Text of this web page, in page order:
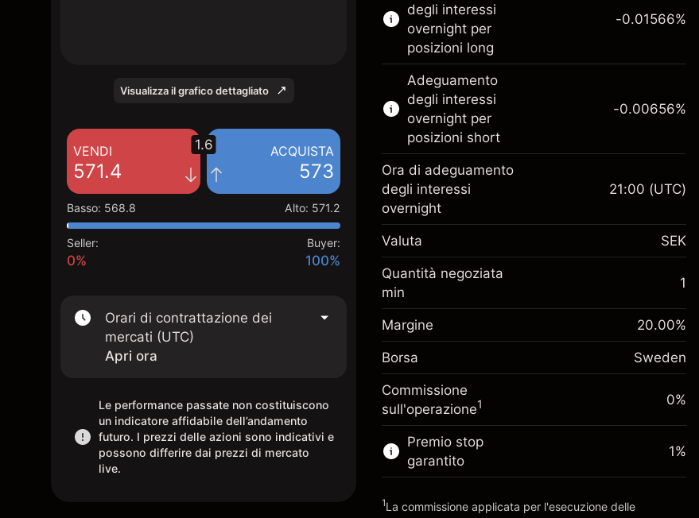
Visualizza il grafico dettagliato
VENDI
571.4
ACQUISTA
573
1.6
Basso: 568.8 Alto: 571.2
Seller:
0%
Buyer:
100%
Orari di contrattazione dei
mercati (UTC)
Apri ora
Le performance passate non costituiscono
un indicatore affidabile dell’andamento
futuro. I prezzi delle azioni sono indicativi e
possono differire dai prezzi di mercato
live.
Scopri di più su:
CFD
Knock-out
degli interessi
overnight per
posizioni long
Margine. Il tuo
investimento
SEK 1,000.00
Oneri per l'intero valore della
posizione
-0.01566
Dimensione dell'operazione a leva
~SEK 5,000.00
Vai alla piattaforma
-0.01566%
Adeguamento
degli interessi
overnight per
posizioni short
Margine. Il tuo
SEK 1,000.00
Adeguamento
finanziamento overnight
posizione
-0.006562
(-SEK 0.30)
Dimensione dell'operazione a leva
~SEK 5,000.00
Denaro da leva ~
-0.00656%
Ora di adeguamento
degli interessi
overnight
21:00 (UTC)
Valuta SEK
Quantità negoziata
min
1
Margine 20.00%
Borsa Sweden
Commissione
sull'operazione1 0%
Premio stop
garantito
1%
1La commissione applicata per l'esecuzione delle